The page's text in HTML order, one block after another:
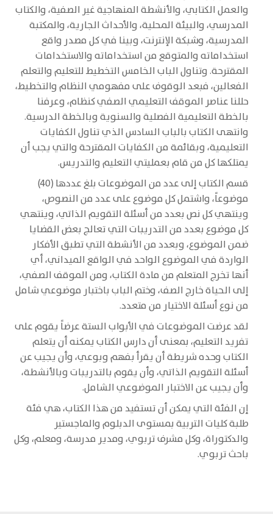
والعمل الكتابي، والأنشطة المنهاجية غير الصفية، والكتاب
المدرسي، والبيئة المحلية، والأحداث الجارية، والمكتبة
المدرسية، وشبكة الإنترنت، وبينا في كل مصدر واقع
استخداماته والمتوقع من استخداماته والاستخدامات
المقترحة. وتناول الباب الخامس التخطيط للتعليم والتعلم
الفعالين، فبعد الوقوف على مفهومي النظام والتخطيط،
حللنا عناصر الموقف التعليمي الصفي كنظام، وعرفنا
بالخطة التعليمية الفصلية والسنوية وبالخطة الدرسية.
وانتهى الكتاب بالباب السادس الذي تناول الكفايات
التعليمية، وبقائمة من الكفايات المقترحة والتي يجب أن
يمتلكها كل من قام بعمليتي التعليم والتدريس.
قسم الكتاب إلى عدد من الموضوعات بلغ عددها (40)
موضوعاً، واشتمل كل موضوع على عدد من النصوص،
وينتهي كل نص بعدد من أسئلة التقويم الذاتي، وينتهي
كل موضوع بعدد من التدريبات التي تعالج بعض القضايا
ضمن الموضوع، وبعدد من الأنشطة التي تطبق الأفكار
الواردة في الموضوع الواحد في الواقع الميداني، أي
أنها تخرج المتعلم من مادة الكتاب، ومن الموقف الصفي،
إلى الحياة خارج الصف، وختم الباب باختبار موضوعي شامل
من نوع أسئلة الاختيار من متعدد.
لقد عرضت الموضوعات في الأبواب الستة عرضاً يقوم على
تفريد التعليم، بمعنى أن دارس الكتاب يمكنه أن يتعلم
الكتاب وحده شريطة أن يقرأ بفهم وبوعي، وأن يجيب عن
أسئلة التقويم الذاتي، وأن يقوم بالتدريبات وبالأنشطة،
وأن يجيب عن الاختبار الموضوعي الشامل.
إن الفئة التي يمكن أن تستفيد من هذا الكتاب، هي فئة
طلبة كليات التربية بمستوى الدبلوم والماجستير
والدكتوراة، وكل مشرف تربوي، ومدير مدرسة، ومعلم، وكل
باحث تربوي.